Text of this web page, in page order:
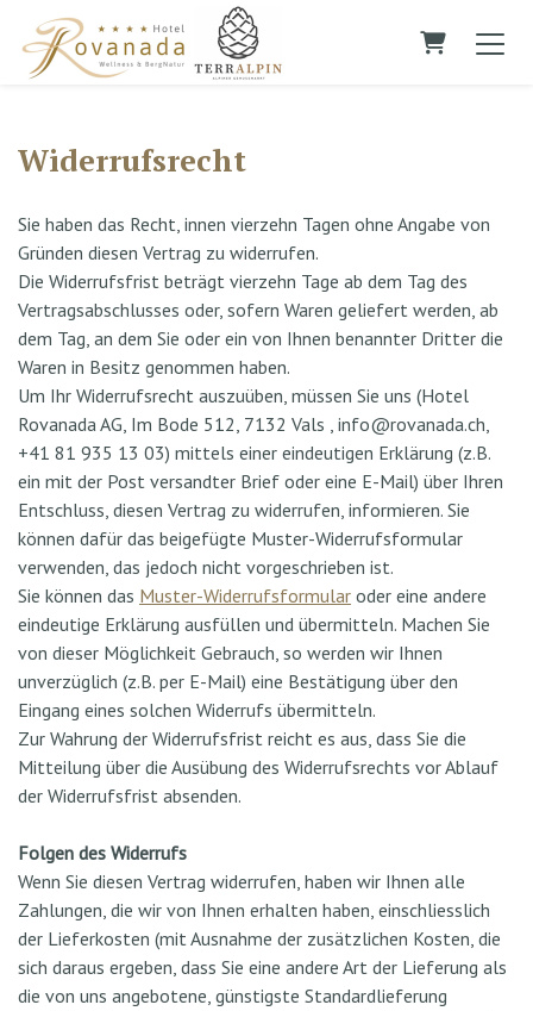
Widerrufsrecht
Sie haben das Recht, innen vierzehn Tagen ohne Angabe von
Gründen diesen Vertrag zu widerrufen.
Die Widerrufsfrist beträgt vierzehn Tage ab dem Tag des
Vertragsabschlusses oder, sofern Waren geliefert werden, ab
dem Tag, an dem Sie oder ein von Ihnen benannter Dritter die
Waren in Besitz genommen haben.
Um Ihr Widerrufsrecht auszuüben, müssen Sie uns (Hotel
Rovanada AG, Im Bode 512, 7132 Vals , info@rovanada.ch,
+41 81 935 13 03) mittels einer eindeutigen Erklärung (z.B.
ein mit der Post versandter Brief oder eine E-Mail) über Ihren
Entschluss, diesen Vertrag zu widerrufen, informieren. Sie
können dafür das beigefügte Muster-Widerrufsformular
verwenden, das jedoch nicht vorgeschrieben ist.
Sie können das Muster-Widerrufsformular oder eine andere
eindeutige Erklärung ausfüllen und übermitteln. Machen Sie
von dieser Möglichkeit Gebrauch, so werden wir Ihnen
unverzüglich (z.B. per E-Mail) eine Bestätigung über den
Eingang eines solchen Widerrufs übermitteln.
Zur Wahrung der Widerrufsfrist reicht es aus, dass Sie die
Mitteilung über die Ausübung des Widerrufsrechts vor Ablauf
der Widerrufsfrist absenden.
Folgen des Widerrufs
Wenn Sie diesen Vertrag widerrufen, haben wir Ihnen alle
Zahlungen, die wir von Ihnen erhalten haben, einschliesslich
der Lieferkosten (mit Ausnahme der zusätzlichen Kosten, die
sich daraus ergeben, dass Sie eine andere Art der Lieferung als
die von uns angebotene, günstigste Standardlieferung